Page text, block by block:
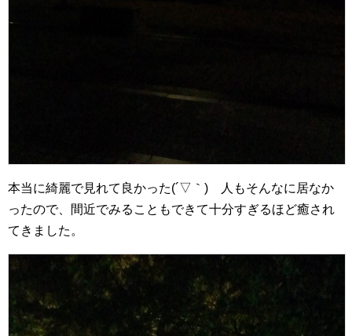
本当に綺麗で見れて良かった(´▽｀) 人もそんなに居なか
ったので、間近でみることもできて十分すぎるほど癒され
てきました。